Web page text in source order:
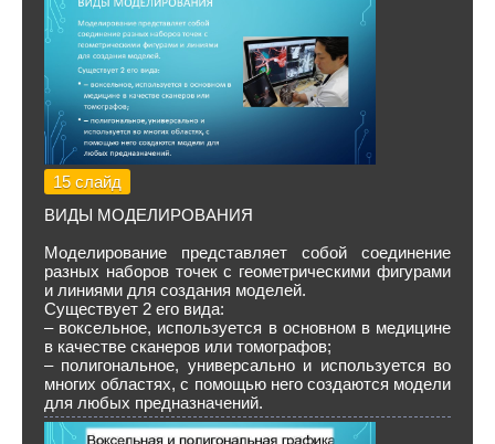
15 слайд
ВИДЫ МОДЕЛИРОВАНИЯ
Моделирование представляет собой соединение
разных наборов точек с геометрическими фигурами
и линиями для создания моделей.
Существует 2 его вида:
– воксельное, используется в основном в медицине
в качестве сканеров или томографов;
– полигональное, универсально и используется во
многих областях, с помощью него создаются модели
для любых предназначений.